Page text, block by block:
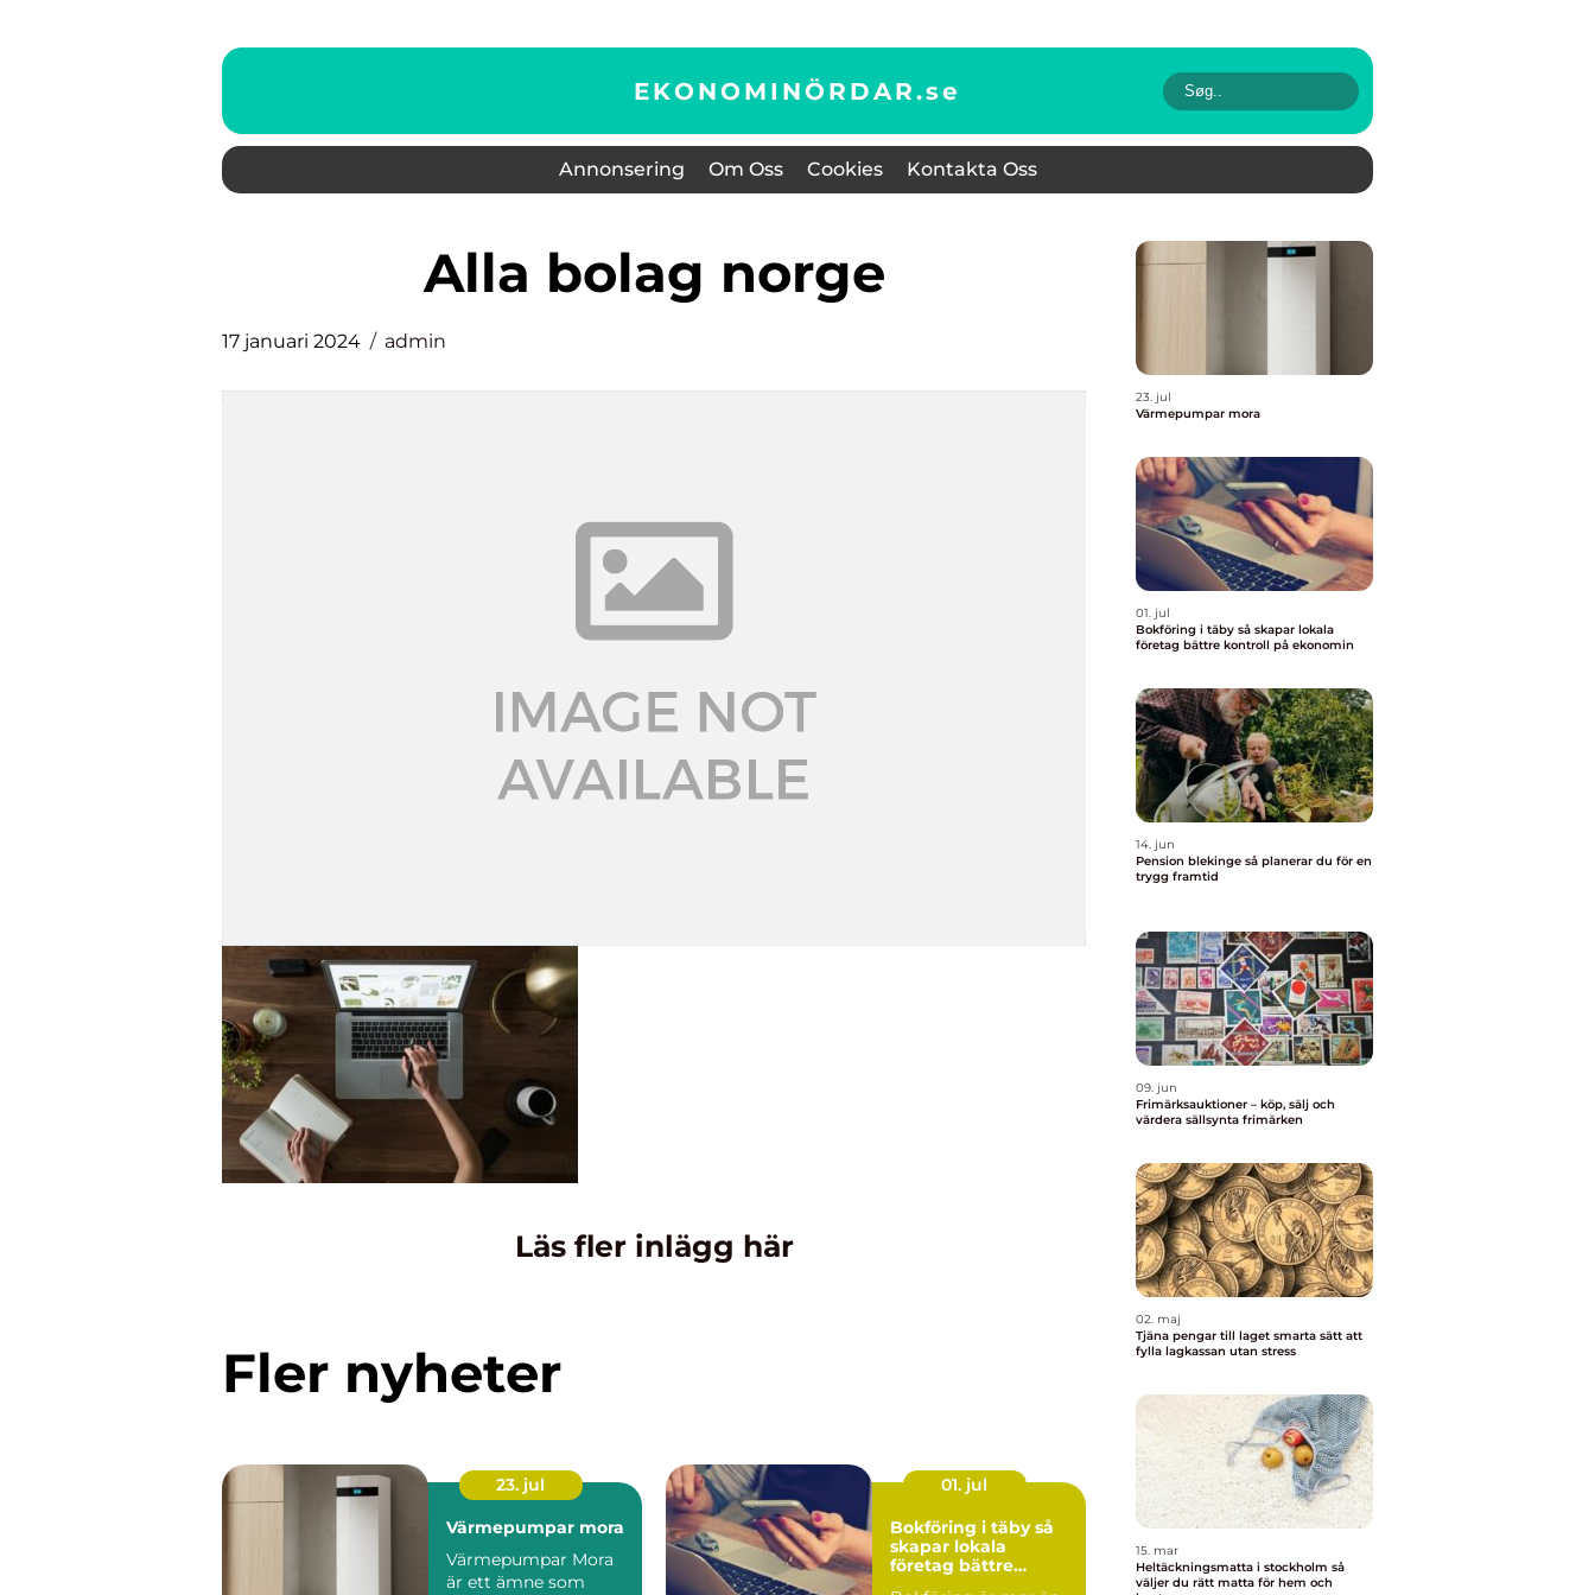
EKONOMINÖRDAR.se
Annonsering Om Oss Cookies Kontakta Oss
alla bolag norge
17 januari 2024 admin
Läs fler inlägg här
Fler nyheter
23. jul
Värmepumpar mora
Värmepumpar Mora
är ett ämne som
01. jul
Bokföring i täby så
skapar lokala
företag bättre
23. jul
Värmepumpar mora
01. jul
Bokföring i täby så skapar lokala
företag bättre kontroll på ekonomin
14. jun
Pension blekinge så planerar du för en
trygg framtid
09. jun
Frimärksauktioner – köp, sälj och
värdera sällsynta frimärken
02. maj
Tjäna pengar till laget smarta sätt att
fylla lagkassan utan stress
15. mar
Heltäckningsmatta i stockholm så
väljer du rätt matta för hem och